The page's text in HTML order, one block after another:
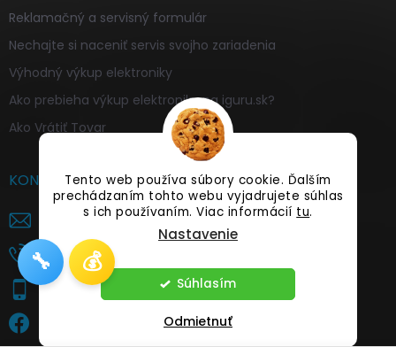
Tento web používa súbory cookie. Ďalším
prechádzaním tohto webu vyjadrujete súhlas
s ich používaním. Viac informácií tu.
Nastavenie
Odmietnuť
Súhlasím
Reklamačný a servisný formulár
Nechajte si naceniť servis svojho zariadenia
Výhodný výkup elektroniky
Ako prebieha výkup elektroniky na iguru.sk?
Ako Vrátiť Tovar
KONTAKT
iguru.sk
+421 949 376 962
+421 944 174 434
iguru.sk - Váš mobilný guru
🔧 💰